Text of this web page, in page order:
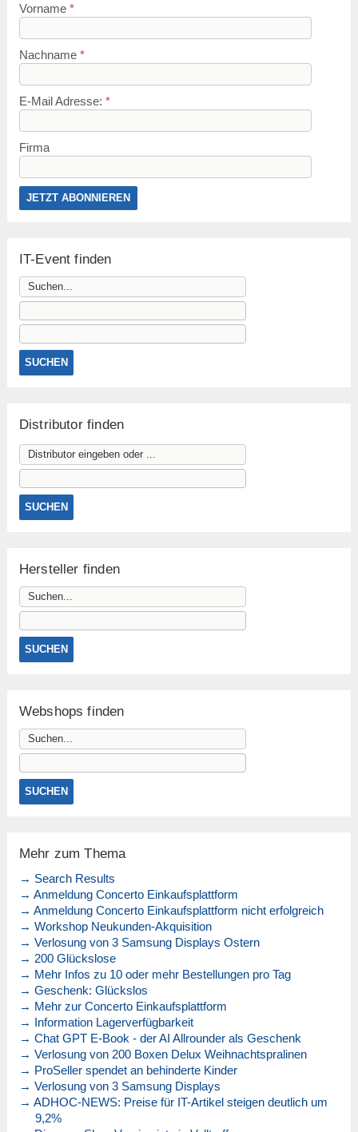
Vorname *
Nachname *
E-Mail Adresse: *
Firma
IT-Event finden
Distributor finden
Hersteller finden
Webshops finden
Mehr zum Thema
→ Search Results
→ Anmeldung Concerto Einkaufsplattform
→ Anmeldung Concerto Einkaufsplattform nicht erfolgreich
→ Workshop Neukunden-Akquisition
→ Verlosung von 3 Samsung Displays Ostern
→ 200 Glückslose
→ Mehr Infos zu 10 oder mehr Bestellungen pro Tag
→ Geschenk: Glückslos
→ Mehr zur Concerto Einkaufsplattform
→ Information Lagerverfügbarkeit
→ Chat GPT E-Book - der AI Allrounder als Geschenk
→ Verlosung von 200 Boxen Delux Weihnachtspralinen
→ ProSeller spendet an behinderte Kinder
→ Verlosung von 3 Samsung Displays
→ ADHOC-NEWS: Preise für IT-Artikel steigen deutlich um
9,2%